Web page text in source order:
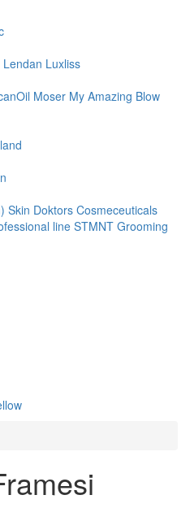
Lendan Luxliss
Moser My Amazing Blow
Skin Doktors Cosmeceuticals
line STMNT Grooming